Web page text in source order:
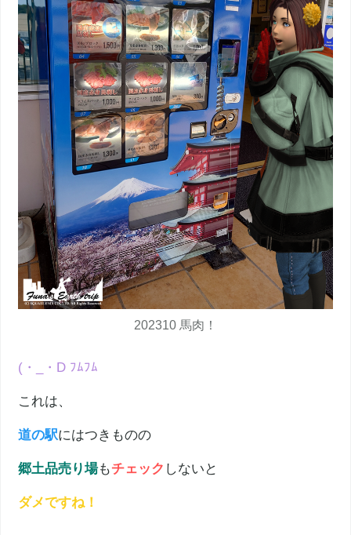
202310 馬肉！
(・_・D ﾌﾑﾌﾑ
これは、
道の駅にはつきものの
郷土品売り場もチェック しないと
ダメですね！